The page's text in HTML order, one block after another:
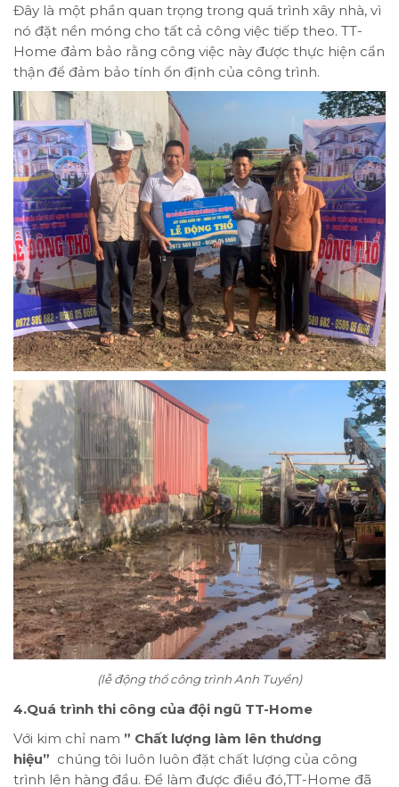
Đây là một phần quan trọng trong quá trình xây nhà, vì
nó đặt nền móng cho tất cả công việc tiếp theo. TT-
Home đảm bảo rằng công việc này được thực hiện cẩn
thận để đảm bảo tính ổn định của công trình.
(lễ động thổ công trình Anh Tuyển)
4.Quá trình thi công của đội ngũ TT-Home
Với kim chỉ nam ” Chất lượng làm lên thương
hiệu” chúng tôi luôn luôn đặt chất lượng của công
trình lên hàng đầu. Để làm được điều đó,TT-Home đã